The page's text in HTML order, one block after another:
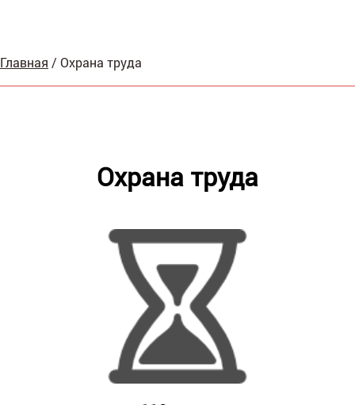
для
Главная / Охрана труда
Охрана труда